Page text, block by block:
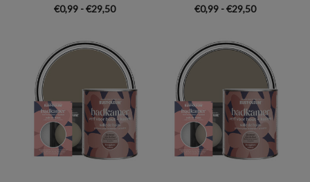
€0,99 - €29,50
€0,99 - €29,50